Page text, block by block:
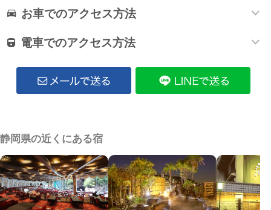
お車でのアクセス方法
電車でのアクセス方法
静岡県の近くにある宿